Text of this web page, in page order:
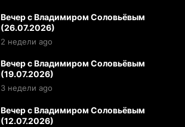
Вечер с Владимиром Соловьёвым
(26.07.2026)
2 недели ago
Вечер с Владимиром Соловьёвым
(19.07.2026)
3 недели ago
Вечер с Владимиром Соловьёвым
(12.07.2026)